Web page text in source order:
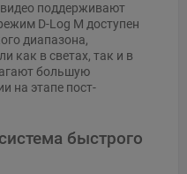
поддерживают
D-Log M доступен
диапазона,
как в светах, так и в
большую
на этапе пост-
быстрого